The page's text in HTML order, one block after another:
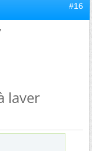
#16
laver